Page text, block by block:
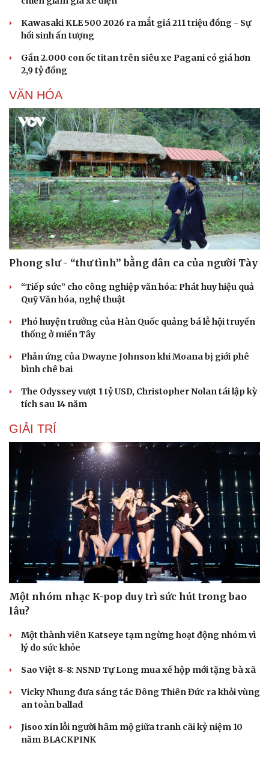
Du lịch
Tư vấn
Săn Tour
check-in
Podcast
Câu chuyện thời sự
Đọc truyện đêm khuya
Cửa sổ tình yêu
Kể chuyện cho bé
Hạt giống tâm hồn
Kawasaki KLE 500 2026 ra mắt giá 211 triệu đồng - Sự
hồi sinh ấn tượng
Gần 2.000 con ốc titan trên siêu xe Pagani có giá hơn
2,9 tỷ đồng
VĂN HÓA
Phong slư - “thư tình” bằng dân ca của người Tày
“Tiếp sức” cho công nghiệp văn hóa: Phát huy hiệu quả
Quỹ Văn hóa, nghệ thuật
Phó huyện trưởng của Hàn Quốc quảng bá lễ hội truyền
thống ở miền Tây
Phản ứng của Dwayne Johnson khi Moana bị giới phê
bình chê bai
The Odyssey vượt 1 tỷ USD, Christopher Nolan tái lập kỳ
tích sau 14 năm
GIẢI TRÍ
Một nhóm nhạc K-pop duy trì sức hút trong bao
lâu?
Một thành viên Katseye tạm ngừng hoạt động nhóm vì
lý do sức khỏe
Sao Việt 8-8: NSND Tự Long mua xế hộp mới tặng bà xã
Vicky Nhung đưa sáng tác Đông Thiên Đức ra khỏi vùng
an toàn ballad
Jisoo xin lỗi người hâm mộ giữa tranh cãi kỷ niệm 10
năm BLACKPINK